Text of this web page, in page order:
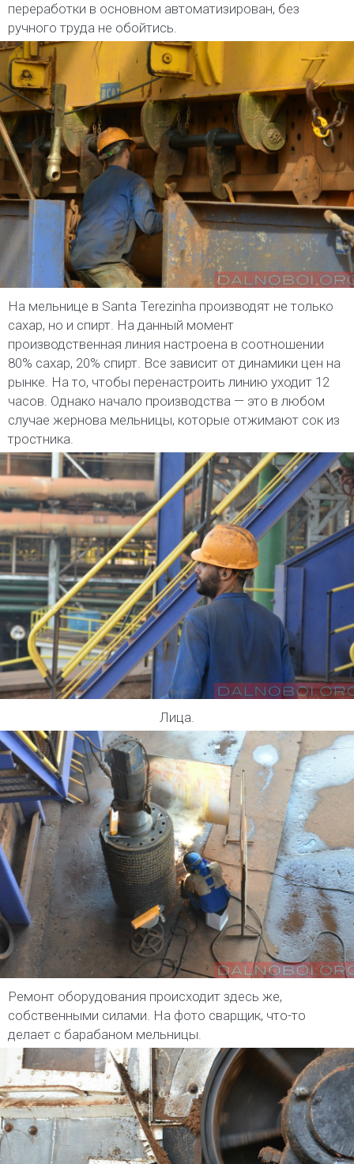
переработки в основном автоматизирован, без
ручного труда не обойтись.
На мельнице в Santa Terezinha производят не только
сахар, но и спирт. На данный момент
производственная линия настроена в соотношении
80% сахар, 20% спирт. Все зависит от динамики цен на
рынке. На то, чтобы перенастроить линию уходит 12
часов. Однако начало производства — это в любом
случае жернова мельницы, которые отжимают сок из
тростника.
Лица.
Ремонт оборудования происходит здесь же,
собственными силами. На фото сварщик, что-то
делает с барабаном мельницы.